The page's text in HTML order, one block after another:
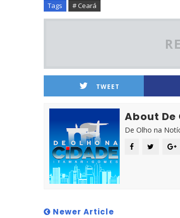
Tags # Ceará
TWEET
About De
De Olho na
Newer Article